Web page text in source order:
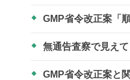
GMP省令改正案「
無通告査察で見え
GMP省令改正案と